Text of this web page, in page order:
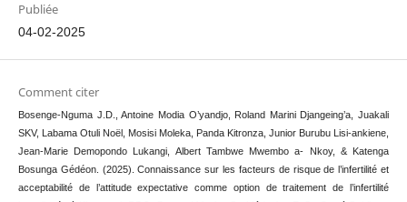
Publiée
04-02-2025
Comment citer
Bosenge-Nguma J.D., Antoine Modia O’yandjo, Roland Marini Djangeing’a, Juakali
SKV, Labama Otuli Noël, Mosisi Moleka, Panda Kitronza, Junior Burubu Lisi-ankiene,
Jean-Marie Demopondo Lukangi, Albert Tambwe Mwembo a- Nkoy, & Katenga
Bosunga Gédéon. (2025). Connaissance sur les facteurs de risque de l’infertilité et
acceptabilité de l’attitude expectative comme option de traitement de l’infertilité